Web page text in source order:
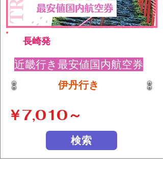
長崎発
近畿行き最安値国内航空券
伊丹行き
￥7,010～
検索